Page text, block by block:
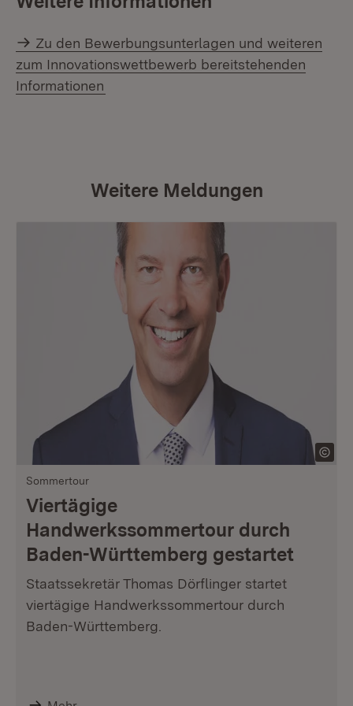
Zu den Bewerbungsunterlagen und weiteren
zum Innovationswettbewerb bereitstehenden
Informationen
Weitere Meldungen
Sommertour
Viertägige
Handwerkssommertour durch
Baden-Württemberg gestartet
Staatssekretär Thomas Dörflinger startet
viertägige Handwerkssommertour durch
Baden-Württemberg.